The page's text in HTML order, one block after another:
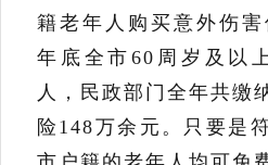
籍老年人购买意外伤害
年底 全市60 周岁及以
人，民政部门全年共缴
险 148万余 元。只要是